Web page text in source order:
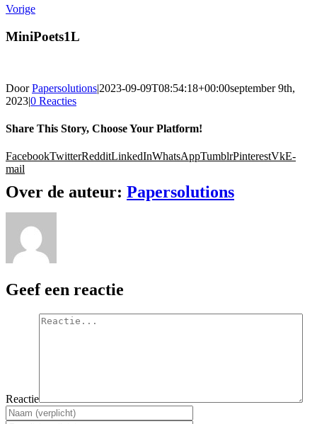
Vorige
MiniPoets1L
DoorPapersolutions|2023-09-09T08:54:18+00:00september 9th,
2023|0 Reacties
Share This Story, Choose Your Platform!
FacebookTwitterRedditLinkedInWhatsAppTumblrPinterestVkE-
mail
Over de auteur: Papersolutions
Geef een reactie
Reactie